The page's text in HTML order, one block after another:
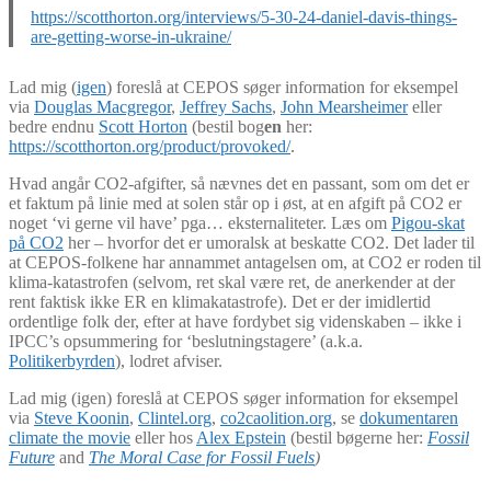
https://scotthorton.org/interviews/5-30-24-daniel-davis-things-
are-getting-worse-in-ukraine/
Lad mig (igen) foreslå at CEPOS søger information for eksempel
via Douglas Macgregor, Jeffrey Sachs, John Mearsheimereller
bedre endnu Scott Horton (bestil bogen her:
https://scotthorton.org/product/provoked/.
Hvad angår CO2-afgifter, så nævnes det en passant, som om det er
et faktum på linie med at solen står op i øst, at en afgift på CO2 er
noget ‘vi gerne vil have’ pga… eksternaliteter. Læs om Pigou-skat
på CO2 her – hvorfor det er umoralsk at beskatte CO2. Det lader til
at CEPOS-folkene har annammet antagelsen om, at CO2 er roden til
klima-katastrofen (selvom, ret skal være ret, de anerkender at der
rent faktisk ikke ER en klimakatastrofe). Det er der imidlertid
ordentlige folk der, efter at have fordybet sig videnskaben – ikke i
IPCC’s opsummering for ‘beslutningstagere’ (a.k.a.
Politikerbyrden), lodret afviser.
Lad mig (igen) foreslå at CEPOS søger information for eksempel
via Steve Koonin, Clintel.org, co2caolition.org, se dokumentaren
climate the movie eller hos Alex Epstein (bestil bøgerne her: Fossil
Future and The Moral Case for Fossil Fuels)